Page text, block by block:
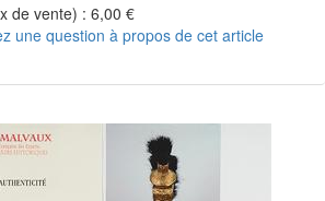
de vente) : 6,00 €
une question à propos de cet article